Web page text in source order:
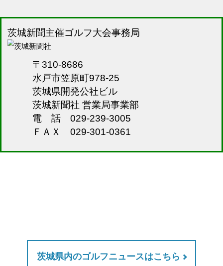
茨城新聞主催ゴルフ大会事務局
〒310-8686
水戸市笠原町978-25
茨城県開発公社ビル
茨城新聞社 営業局事業部
電 話 029-239-3005
ＦＡＸ 029-301-0361
茨城県内のゴルフニュースはこちら